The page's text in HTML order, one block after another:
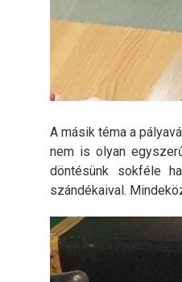
A másik téma a
nem is olyan
döntésünk sokféle
szándékaival.